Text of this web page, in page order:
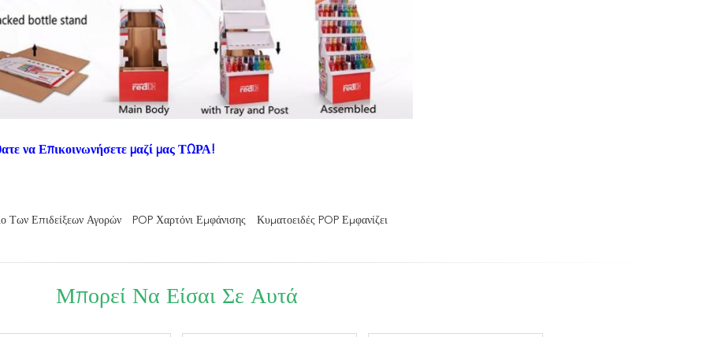
να Επικοινωνήσετε μαζί μας ΤΩΡΑ!
Των Επιδείξεων Αγορών POP Χαρτόνι Εμφάνισης Κυματοειδές POP Εμφανίζει
Μπορεί Να Είσαι Σε Αυτά